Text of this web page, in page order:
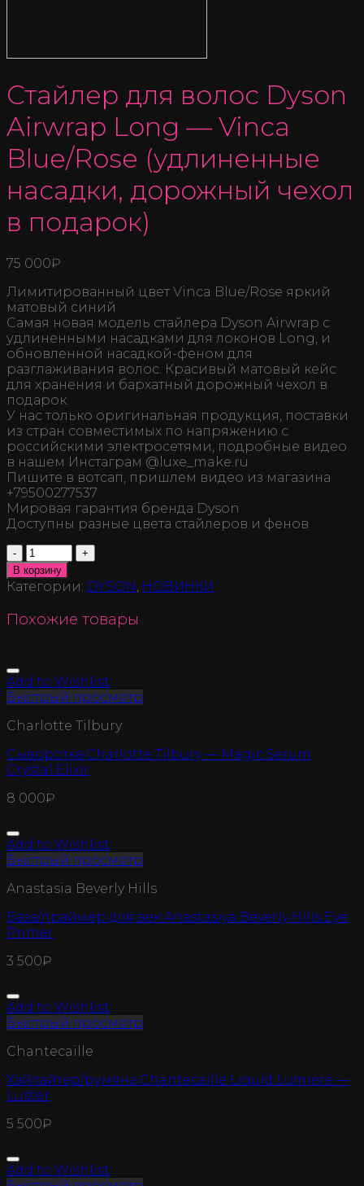
Стайлер для волос Dyson
Airwrap Long — Vinca
Blue/Rose (удлиненные
насадки, дорожный чехол
в подарок)
75 000₽
Лимитированный цвет Vinca Blue/Rose яркий
матовый синий
Самая новая модель стайлера Dyson Airwrap с
удлиненными насадками для локонов Long, и
обновленной насадкой-феном для
разглаживания волос. Красивый матовый кейс
для хранения и бархатный дорожный чехол в
подарок.
У нас только оригинальная продукция, поставки
из стран совместимых по напряжению с
российскими электросетями, подробные видео
в нашем Инстаграм @luxe_make.ru
Пишите в вотсап, пришлем видео из магазина
+79500277537
Мировая гарантия бренда Dyson
Доступны разные цвета стайлеров и фенов
Количество
В корзину
Категории: DYSON, НОВИНКИ
Похожие товары
Add to Wishlist
Быстрый просмотр
Charlotte Tilbury
Сыворотка Charlotte Tilbury — Magic Serum
Crystal Elixir
8 000₽
Add to Wishlist
Быстрый просмотр
Anastasia Beverly Hills
База/праймер для век Anastasiya Beverly Hills Eye
Primer
3 500₽
Add to Wishlist
Быстрый просмотр
Chantecaille
Хайлайтер/румяна Chantecaille Liquid Lumière —
Luster
5 500₽
Add to Wishlist